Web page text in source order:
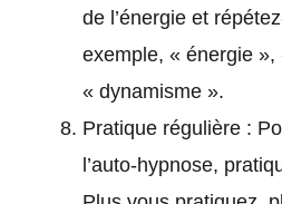
de l’énergie et
exemple, « énergie »,
« dynamisme ».
Pratique régulière :
l’auto-hypnose,